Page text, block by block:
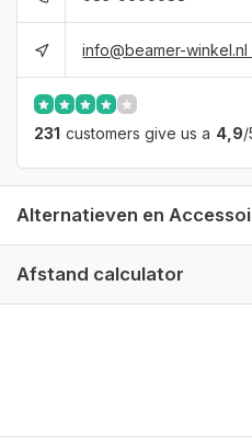
info@beamer-winkel.nl
231 customers give us a 4,9/
Alternatieven en
Afstand calculator